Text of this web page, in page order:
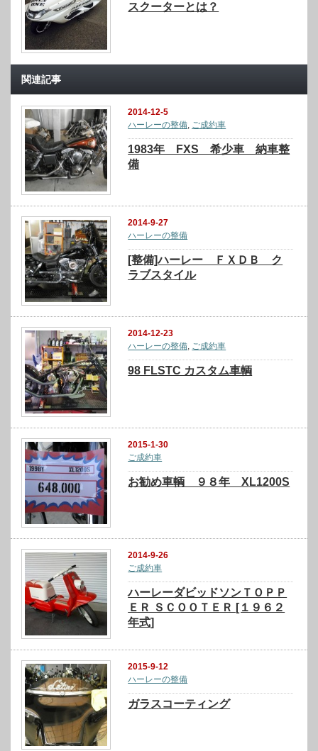
スクーターとは？
関連記事
2014-12-5
ハーレーの整備
ご成約車
1983年 FXS 希少車 納車整
備
2014-9-27
ハーレーの整備
[整備]ハーレー ＦＸＤＢ ク
ラブスタイル
2014-12-23
ハーレーの整備, ご成約車
98 FLSTC カスタム車輌
2015-1-30
ご成約車
お勧め車輌 ９８年 XL1200S
2014-9-26
ご成約車
ハーレーダビッドソンＴＯＰＰ
ＥＲ ＳＣＯＯＴＥＲ [１９６２
年式]
2015-9-12
ハーレーの整備
ガラスコーティング